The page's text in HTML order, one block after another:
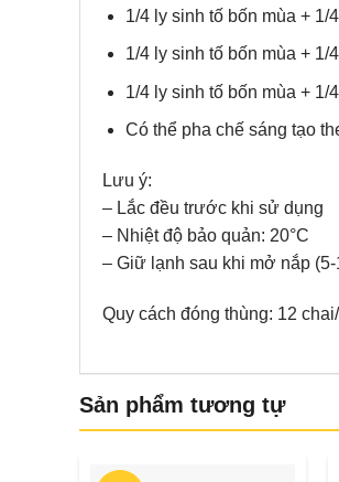
1/4 ly sinh tố bốn mùa +
1/4 ly sinh tố bốn mùa +
1/4 ly sinh tố bốn mùa + 1/
Có thể pha chế sáng tạo
Lưu ý:
– Lắc đều trước khi sử dụng
– Nhiệt độ bảo quản: 20°C
– Giữ lạnh sau khi mở nắp (5-
Quy cách đóng thùng: 12
Sản phẩm tương tự